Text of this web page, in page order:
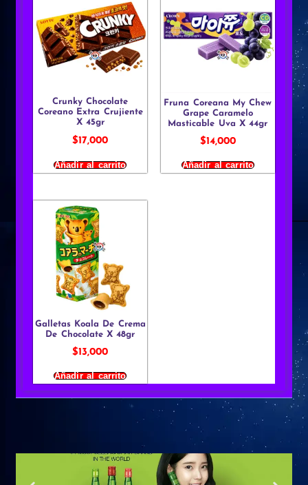
Crunky Chocolate
Coreano Extra Crujiente
X 45gr
$17,000
Añadir al carrito
Fruna Coreana My Chew
Grape Caramelo
Masticable Uva X 44gr
$14,000
Añadir al carrito
Galletas Koala De Crema
De Chocolate X 48gr
$13,000
Añadir al carrito